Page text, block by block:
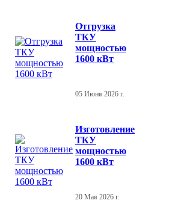
Отгрузка
ТКУ
мощностью
1600 кВт
05 Июня 2026 г.
Изготовление
ТКУ
мощностью
1600 кВт
20 Мая 2026 г.